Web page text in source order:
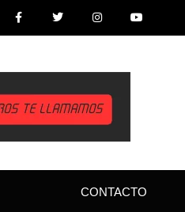
CONTACTO